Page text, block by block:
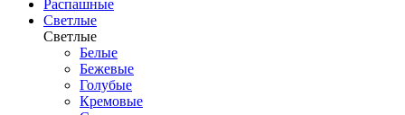
Распашные
Светлые
Светлые
Белые
Бежевые
Голубые
Кремовые